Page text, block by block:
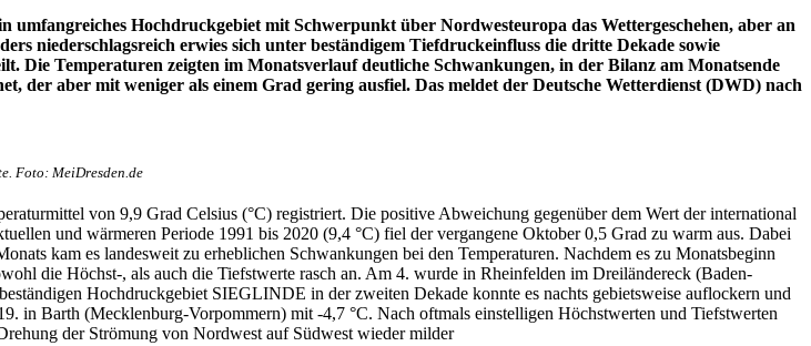
Hochdruckgebiet mit Schwerpunkt über Nordwesteuropa das Wettergeschehen, aber an
niederschlagsreich erwies sich unter beständigem Tiefdruckeinfluss die dritte Dekade sowie
Die Temperaturen zeigten im Monatsverlauf deutliche Schwankungen, in der Bilanz am Monatsende
der aber mit weniger als einem Grad gering ausfiel. Das meldet der Deutsche Wetterdienst (DWD) nach
Foto: MeiDresden.de
von 9,9 Grad Celsius (°C) registriert. Die positive Abweichung gegenüber dem Wert der international
und wärmeren Periode 1991 bis 2020 (9,4 °C) fiel der vergangene Oktober 0,5 Grad zu warm aus. Dabei
kam es landesweit zu erheblichen Schwankungen bei den Temperaturen. Nachdem es zu Monatsbeginn
die Höchst-, als auch die Tiefstwerte rasch an. Am 4. wurde in Rheinfelden im Dreiländereck (Baden-
Hochdruckgebiet SIEGLINDE in der zweiten Dekade konnte es nachts gebietsweise auflockern und
in Barth (Mecklenburg-Vorpommern) mit -4,7 °C. Nach oftmals einstelligen Höchstwerten und Tiefstwerten
der Strömung von Nordwest auf Südwest wieder milder